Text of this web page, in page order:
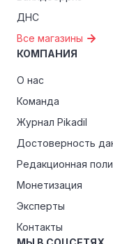
ДНС
Все магазины
КОМПАНИЯ
О нас
Команда
Журнал Pikadil
Достоверность
Редакционная
Монетизация
Эксперты
Контакты